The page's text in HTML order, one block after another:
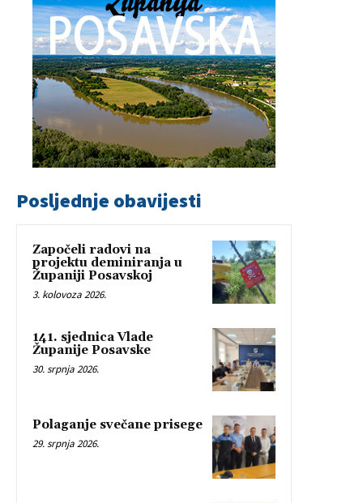
Posljednje obavijesti
Započeli radovi na
projektu deminiranja u
Županiji Posavskoj
3. kolovoza 2026.
141. sjednica Vlade
Županije Posavske
30. srpnja 2026.
Polaganje svečane prisege
29. srpnja 2026.